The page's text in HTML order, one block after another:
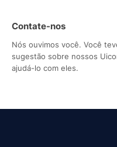
Contate-nos
Nós ouvimos você. Você
sugestão sobre nossos
ajudá-lo com eles.